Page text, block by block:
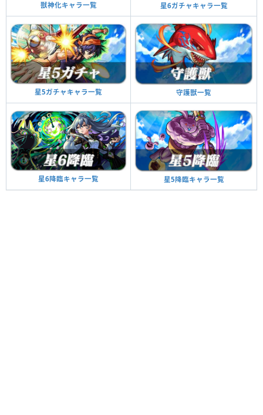
獣神化キャラ一覧 星6ガチャキャラ一覧
星5ガチャキャラ一覧 守護獣一覧
星6降臨キャラ一覧 星5降臨キャラ一覧